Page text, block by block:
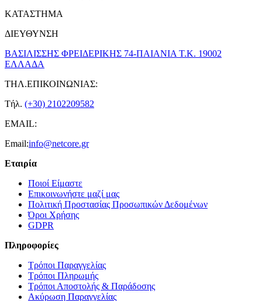
ΚΑΤΑΣΤΗΜΑ
ΔΙΕΥΘΥΝΣΗ
ΒΑΣΙΛΙΣΣΗΣ ΦΡΕΙΔΕΡΙΚΗΣ 74-ΠΑΙΑΝΙΑ Τ.Κ. 19002
ΕΛΛΑΔΑ
ΤΗΛ.ΕΠΙΚΟΙΝΩΝΙΑΣ:
Τήλ. (+30) 2102209582
EMAIL:
Email:info@netcore.gr
Εταιρία
Ποιοί Είμαστε
Επικοινωνήστε μαζί μας
Πολιτική Προστασίας Προσωπικών Δεδομένων
Όροι Χρήσης
GDPR
Πληροφορίες
Τρόποι Παραγγελίας
Τρόποι Πληρωμής
Τρόποι Αποστολής & Παράδοσης
Ακύρωση Παραγγελίας